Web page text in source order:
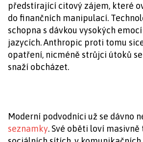
předstírající citový zájem, které
do finančních manipulací.
schopna s dávkou vysokých
jazycích. Anthropic proti tomu
opatření, nicméně strůjci útoků
snaží obcházet.
Moderní podvodníci už se dávno
seznamky. Své oběti loví masivně